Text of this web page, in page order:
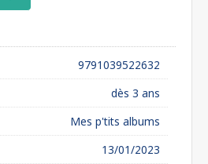
9791039522632
dès 3 ans
Mes p'tits albums
13/01/2023